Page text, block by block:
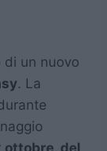
di un nuovo
. La